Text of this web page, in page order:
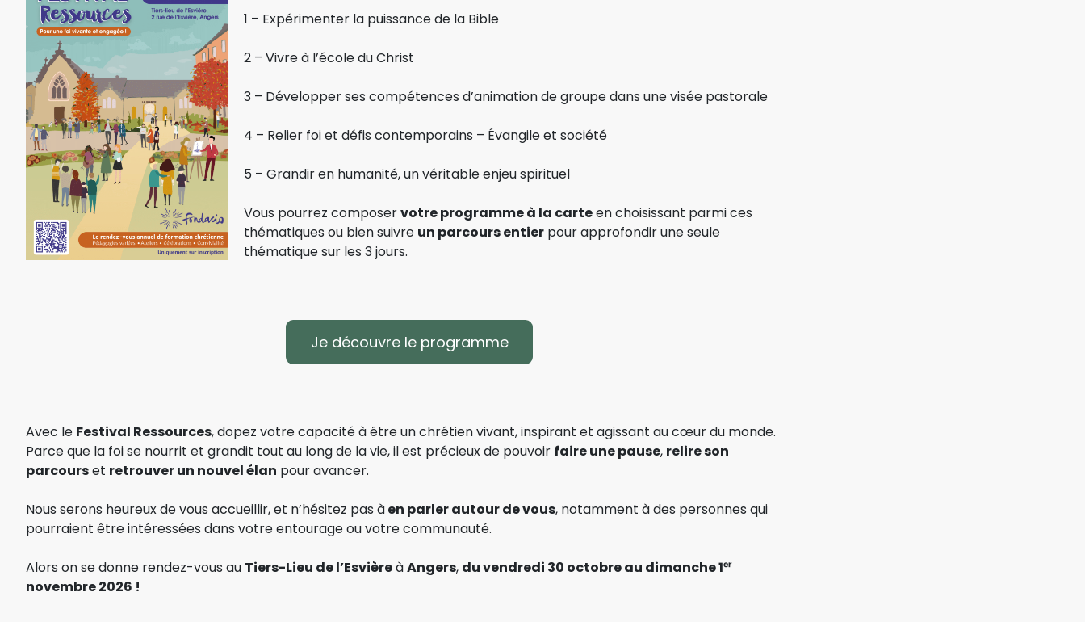
1 – Expérimenter la puissance de la Bible
2 – Vivre à l’école du Christ
3 – Développer ses compétences d’animation de groupe dans une visée pastorale
4 – Relier foi et défis contemporains – Évangile et société
5 – Grandir en humanité, un véritable enjeu spirituel
Vous pourrez composervotre programme à la carteen choisissant parmi ces
thématiques ou bien suivre un parcours entier pour approfondir une seule
thématique sur les 3 jours.
Je découvre le programme
Avec le Festival Ressources, dopez votre capacité à être un chrétien vivant, inspirant et agissant au cœur du monde.
Parce que la foi se nourrit et grandit tout au long de la vie, il est précieux de pouvoir faire une pause, relire son
parcourset retrouver un nouvel élan pour avancer.
Nous serons heureux de vous accueillir, et n’hésitez pas àen parler autour de vous, notamment à des personnes qui
pourraient être intéressées dans votre entourage ou votre communauté.
Alors on se donne rendez-vous au Tiers-Lieu de l’EsvièreàAngers, du vendredi 30 octobre au dimanche 1ᵉʳ
novembre 2026 !